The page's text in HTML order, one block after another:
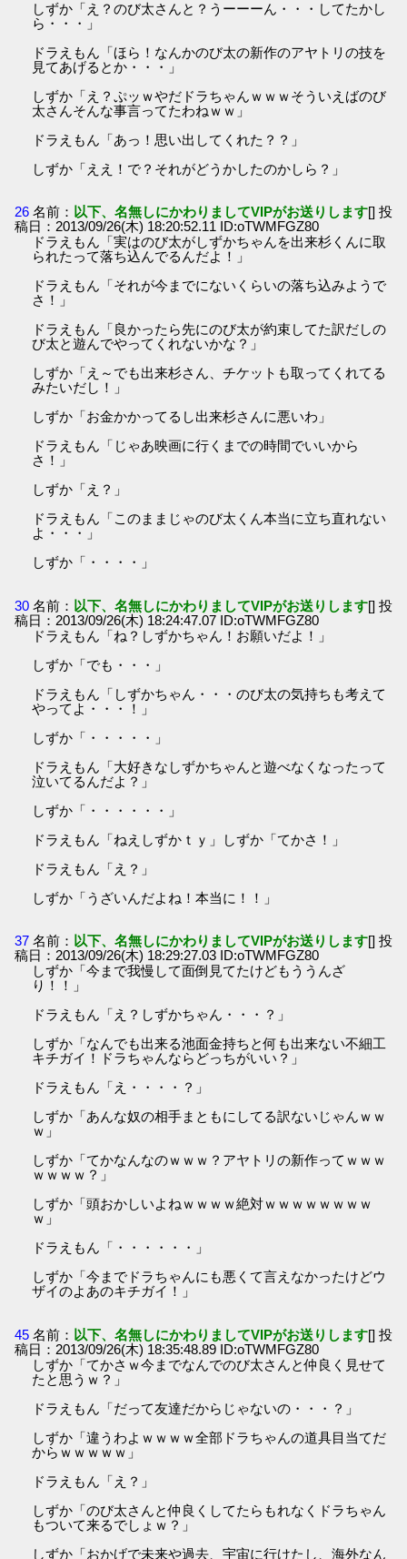
しずか「え？のび太さんと？うーーーん・・・してたかし
ら・・・」
ドラえもん「ほら！なんかのび太の新作のアヤトリの技を
見てあげるとか・・・」
しずか「え？ぷッｗやだドラちゃんｗｗｗそういえばのび
太さんそんな事言ってたわねｗｗ」
ドラえもん「あっ！思い出してくれた？？」
しずか「ええ！で？それがどうかしたのかしら？」
26 名前： 以下、名無しにかわりましてVIPがお送りします[] 投
稿日：2013/09/26(木) 18:20:52.11 ID:oTWMFGZ80
ドラえもん「実はのび太がしずかちゃんを出来杉くんに取
られたって落ち込んでるんだよ！」
ドラえもん「それが今までにないくらいの落ち込みようで
さ！」
ドラえもん「良かったら先にのび太が約束してた訳だしの
び太と遊んでやってくれないかな？」
しずか「え～でも出来杉さん、チケットも取ってくれてる
みたいだし！」
しずか「お金かかってるし出来杉さんに悪いわ」
ドラえもん「じゃあ映画に行くまでの時間でいいから
さ！」
しずか「え？」
ドラえもん「このままじゃのび太くん本当に立ち直れない
よ・・・」
しずか「・・・・」
30 名前： 以下、名無しにかわりましてVIPがお送りします[] 投
稿日：2013/09/26(木) 18:24:47.07 ID:oTWMFGZ80
ドラえもん「ね？しずかちゃん！お願いだよ！」
しずか「でも・・・」
ドラえもん「しずかちゃん・・・のび太の気持ちも考えて
やってよ・・・！」
しずか「・・・・・」
ドラえもん「大好きなしずかちゃんと遊べなくなったって
泣いてるんだよ？」
しずか「・・・・・・」
ドラえもん「ねえしずかｔｙ」しずか「てかさ！」
ドラえもん「え？」
しずか「うざいんだよね！本当に！！」
37 名前： 以下、名無しにかわりましてVIPがお送りします[] 投
稿日：2013/09/26(木) 18:29:27.03 ID:oTWMFGZ80
しずか「今まで我慢して面倒見てたけどもううんざ
り！！」
ドラえもん「え？しずかちゃん・・・？」
しずか「なんでも出来る池面金持ちと何も出来ない不細工
キチガイ！ドラちゃんならどっちがいい？」
ドラえもん「え・・・・？」
しずか「あんな奴の相手まともにしてる訳ないじゃんｗｗ
ｗ」
しずか「てかなんなのｗｗｗ？アヤトリの新作ってｗｗｗ
ｗｗｗｗ？」
しずか「頭おかしいよねｗｗｗｗ絶対ｗｗｗｗｗｗｗｗ
ｗ」
ドラえもん「・・・・・・」
しずか「今までドラちゃんにも悪くて言えなかったけどウ
ザイのよあのキチガイ！」
45 名前： 以下、名無しにかわりましてVIPがお送りします[] 投
稿日：2013/09/26(木) 18:35:48.89 ID:oTWMFGZ80
しずか「てかさｗ今までなんでのび太さんと仲良く見せて
たと思うｗ？」
ドラえもん「だって友達だからじゃないの・・・？」
しずか「違うわよｗｗｗｗ全部ドラちゃんの道具目当てだ
からｗｗｗｗｗ」
ドラえもん「え？」
しずか「のび太さんと仲良くしてたらもれなくドラちゃん
もついて来るでしょｗ？」
しずか「おかげで未来や過去、宇宙に行けたし、海外なん